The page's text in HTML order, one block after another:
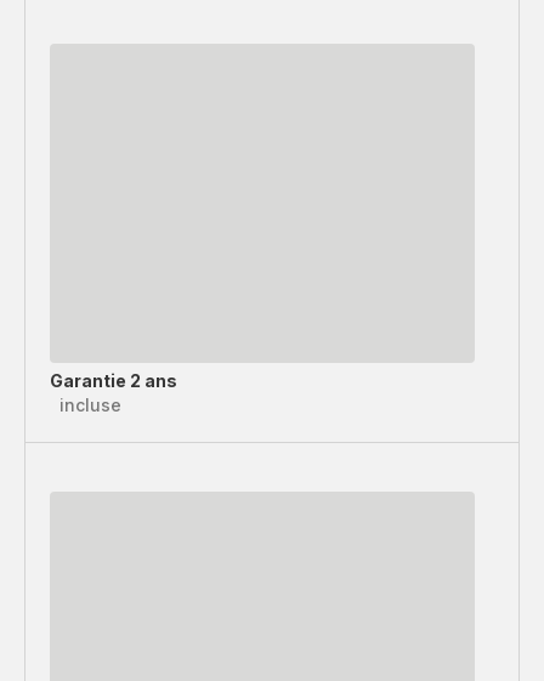
Garantie 2 ans
incluse